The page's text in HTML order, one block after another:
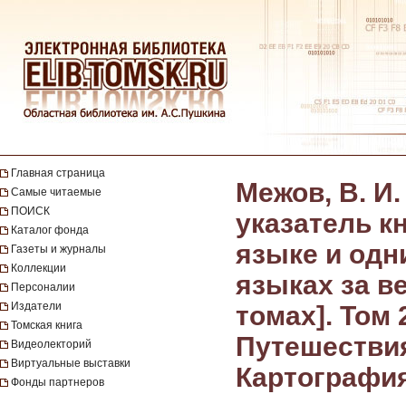
Главная страница
Самые читаемые
ПОИСК
Каталог фонда
Газеты и журналы
Коллекции
Персоналии
Издатели
Томская книга
Видеолекторий
Виртуальные выставки
Фонды партнеров
Межов, В. И.
указатель
языке и
языках за
томах]. Том